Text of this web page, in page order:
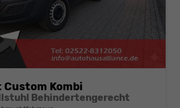
Custom Kombi
Behindertengerecht